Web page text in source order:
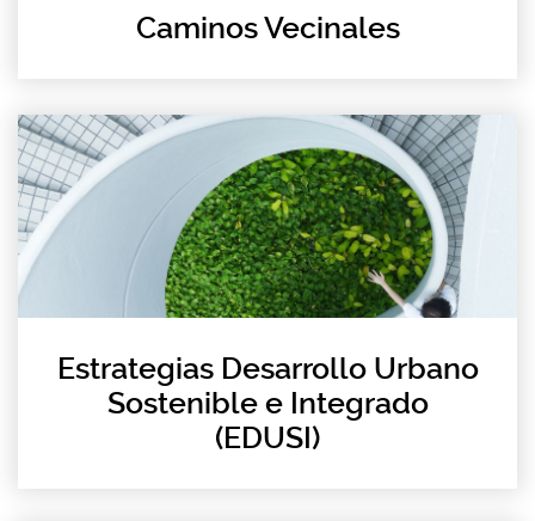
Caminos Vecinales
Estrategias Desarrollo Urbano
Sostenible e Integrado
(EDUSI)